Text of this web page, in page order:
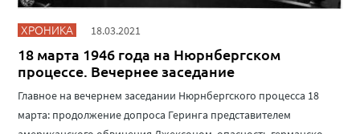
ХРОНИКА 18.03.2021
18 марта 1946 года на Нюрнбергском
процессе. Вечернее заседание
Главное на вечернем заседании Нюрнбергского процесса 18
марта: продолжение допроса Геринга представителем